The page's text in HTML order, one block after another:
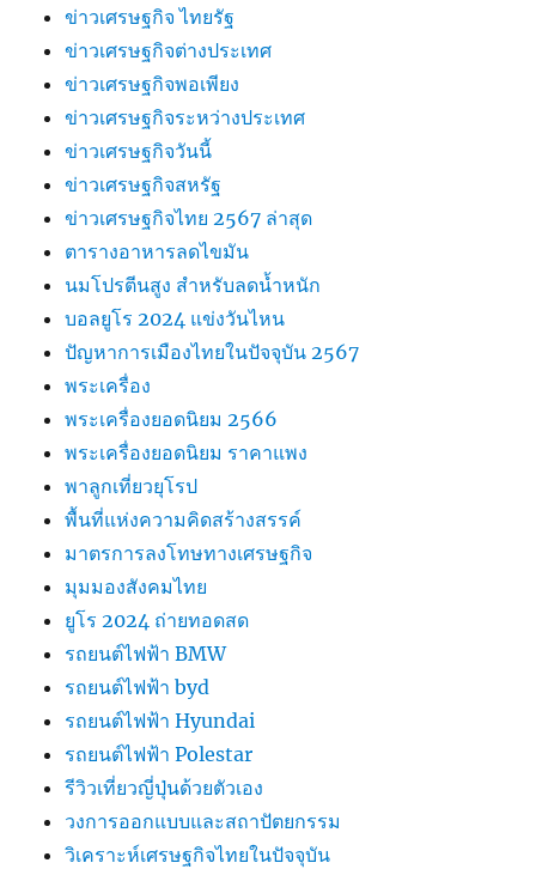
ข่าวเศรษฐกิจ ไทยรัฐ
ข่าวเศรษฐกิจต่างประเทศ
ข่าวเศรษฐกิจพอเพียง
ข่าวเศรษฐกิจระหว่างประเทศ
ข่าวเศรษฐกิจวันนี้
ข่าวเศรษฐกิจสหรัฐ
ข่าวเศรษฐกิจไทย 2567 ล่าสุด
ตารางอาหารลดไขมัน
นมโปรตีนสูง สำหรับลดน้ำหนัก
บอลยูโร 2024 แข่งวันไหน
ปัญหาการเมืองไทยในปัจจุบัน 2567
พระเครื่อง
พระเครื่องยอดนิยม 2566
พระเครื่องยอดนิยม ราคาแพง
พาลูกเที่ยวยุโรป
พื้นที่แห่งความคิดสร้างสรรค์
มาตรการลงโทษทางเศรษฐกิจ
มุมมองสังคมไทย
ยูโร 2024 ถ่ายทอดสด
รถยนต์ไฟฟ้า BMW
รถยนต์ไฟฟ้า byd
รถยนต์ไฟฟ้า Hyundai
รถยนต์ไฟฟ้า Polestar
รีวิวเที่ยวญี่ปุ่นด้วยตัวเอง
วงการออกแบบและสถาปัตยกรรม
วิเคราะห์เศรษฐกิจไทยในปัจจุบัน